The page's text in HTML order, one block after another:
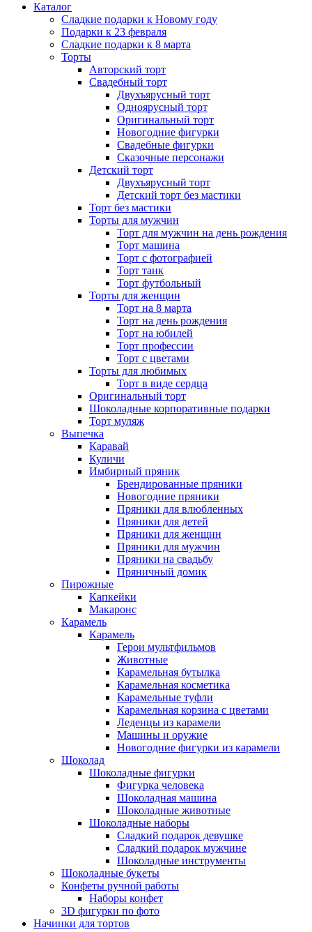
Каталог
Сладкие подарки к Новому году
Подарки к 23 февраля
Сладкие подарки к 8 марта
Торты
Авторский торт
Свадебный торт
Двухъярусный торт
Одноярусный торт
Оригинальный торт
Новогодние фигурки
Свадебные фигурки
Сказочные персонажи
Детский торт
Двухъярусный торт
Детский торт без мастики
Торт без мастики
Торты для мужчин
Торт для мужчин на день рождения
Торт машина
Торт с фотографией
Торт танк
Торт футбольный
Торты для женщин
Торт на 8 марта
Торт на день рождения
Торт на юбилей
Торт профессии
Торт с цветами
Торты для любимых
Торт в виде сердца
Оригинальный торт
Шоколадные корпоративные подарки
Торт муляж
Выпечка
Каравай
Куличи
Имбирный пряник
Брендированные пряники
Новогодние пряники
Пряники для влюбленных
Пряники для детей
Пряники для женщин
Пряники для мужчин
Пряники на свадьбу
Пряничный домик
Пирожные
Капкейки
Макаронс
Карамель
Карамель
Герои мультфильмов
Животные
Карамельная бутылка
Карамельная косметика
Карамельные туфли
Карамельная корзина с цветами
Леденцы из карамели
Машины и оружие
Новогодние фигурки из карамели
Шоколад
Шоколадные фигурки
Фигурка человека
Шоколадная машина
Шоколадные животные
Шоколадные наборы
Сладкий подарок девушке
Сладкий подарок мужчине
Шоколадные инструменты
Шоколадные букеты
Конфеты ручной работы
Наборы конфет
3D фигурки по фото
Начинки для тортов